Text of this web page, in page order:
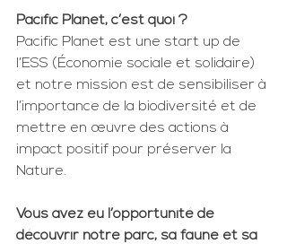
Pacific Planet, c’est quoi ?
Pacific Planet est une start up de
l’ESS (Économie sociale et solidaire)
et notre mission est de sensibiliser à
l’importance de la biodiversité et de
mettre en œuvre des actions à
impact positif pour préserver la
Nature.
Vous avez eu l’opportunité de
découvrir notre parc, sa faune et sa